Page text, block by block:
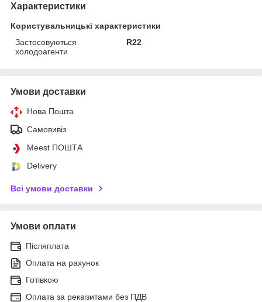
Характеристики
Користувальницькі характеристики
Застосовуються
холодоагенти
R22
Умови доставки
Нова Пошта
Самовивіз
Meest ПОШТА
Delivery
Всі умови доставки
Умови оплати
Післяплата
Оплата на рахунок
Готівкою
Оплата за реквізитами без ПДВ